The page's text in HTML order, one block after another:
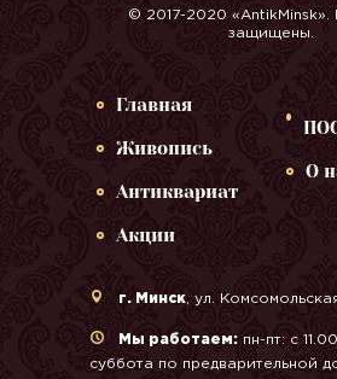
© 2017-2020 «AntikMinsk».
защищены.
Главная
Живопись
Антиквариат
Акции
О
г. Минск , ул.
Мы работаем: пн-пт: с
суббота по предварительной